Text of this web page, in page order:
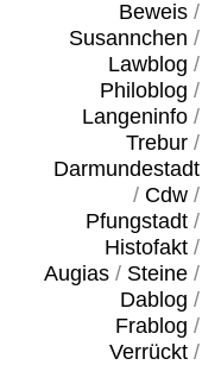
Beweis/
Susannchen /
Lawblog /
Philoblog /
Langeninfo/
Trebur/
Darmundestadt
/ Cdw/
Pfungstadt/
Histofakt/
Augias/ Steine/
Dablog /
Frablog /
Verrückt/